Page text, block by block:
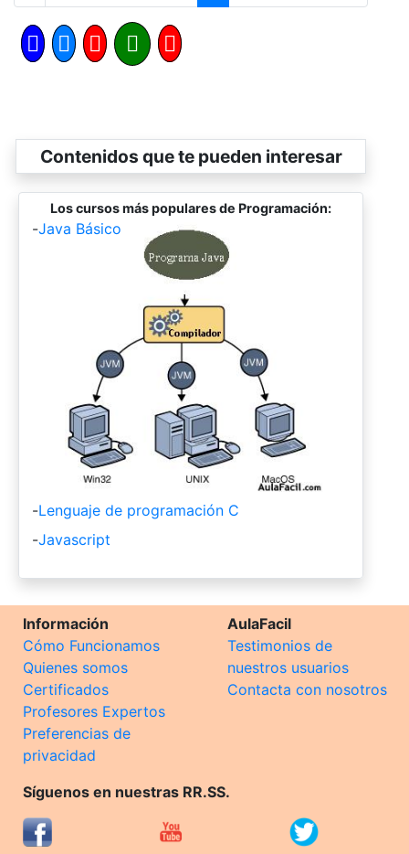
Contenidos que te pueden interesar
Los cursos más populares de Programación:
-Java Básico
-Lenguaje de programación C
-Javascript
Información
Cómo Funcionamos
Quienes somos
Certificados
Profesores Expertos
Preferencias de
privacidad
AulaFacil
Testimonios de
nuestros usuarios
Contacta con nosotros
Síguenos en nuestras RR.SS.